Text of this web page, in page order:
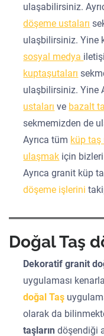
ulaşabilirsiniz.
döşeme ustaları
ulaşbilirsiniz. Yine
sosyal medya
kuptaşutaları
ulaşbilirsiniz. Yine
ustaları ve bazalt
sekmemizden de
Ayrıca tüm küp taş
ulaşmak için
Ayrıca granit küp
döşeme işlerini
Doğal Taş
Dekoratif granit
uygulaması
doğal Taş
olarak da
taşların döşendiği